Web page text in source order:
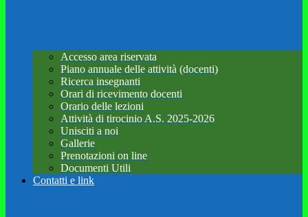
Accesso area riservata
Piano annuale delle attività (docenti)
Ricerca insegnanti
Orari di ricevimento docenti
Orario delle lezioni
Attività di tirocinio A.S. 2025-2026
Unisciti a noi
Gallerie
Prenotazioni on line
Documenti Utili
Contatti e link